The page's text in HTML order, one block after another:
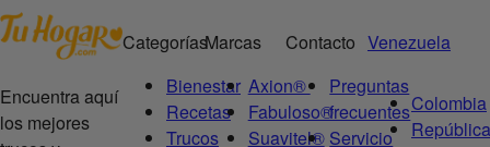
Encuentra aquí
los mejores
Categorías
Bienestar
Recetas
Trucos
Marcas
Axion®
Fabuloso®
Suavitel®
Contacto
Preguntas
frecuentes
Servicio
Venezuela
Colombia
República